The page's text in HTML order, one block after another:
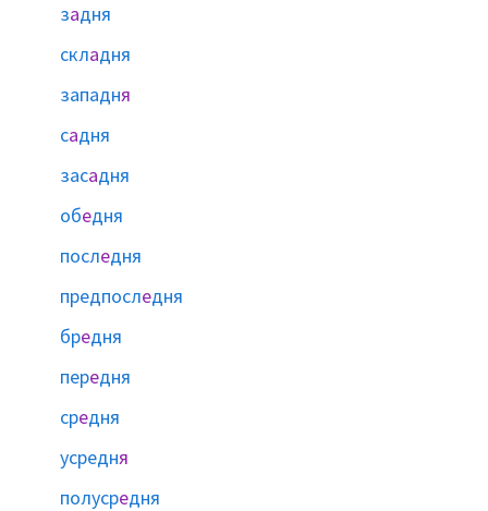
задня
складня
западня
садня
засадня
обедня
последня
предпоследня
бредня
передня
средня
усредня
полусредня